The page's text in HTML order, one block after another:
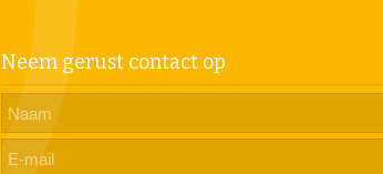
Neem gerust contact op